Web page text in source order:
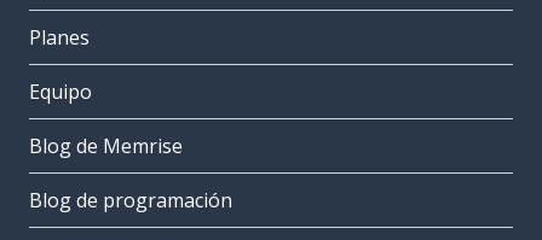
Planes
Equipo
Blog de Memrise
Blog de programación